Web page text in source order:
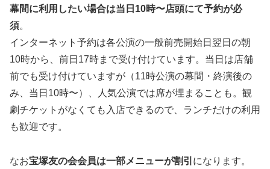
幕間に利用したい場合は当日10時〜店頭にて予約が必
須。
インターネット予約は各公演の一般前売開始日翌日の朝
10時から、前日17時まで受け付けています。当日は店舗
前でも受け付けていますが（11時公演の幕間・終演後の
み、当日10時〜）、人気公演では席が埋まることも。観
劇チケットがなくても入店できるので、ランチだけの利用
も歓迎です。
なお宝塚友の会会員は一部メニューが割引 になります。